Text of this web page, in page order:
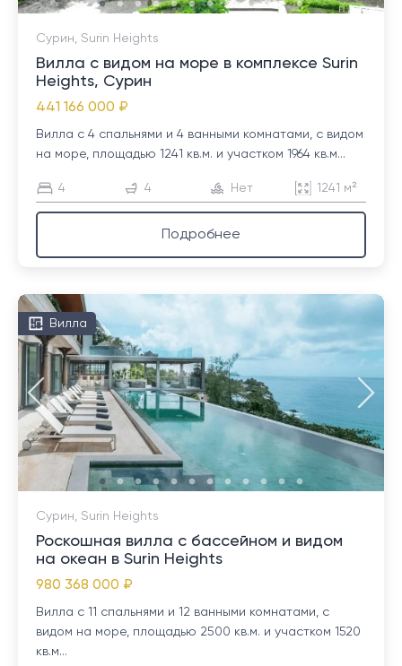
Сурин, Surin Heights
Вилла с видом на море в комплексе Surin
Heights, Сурин
441 166 000 ₽
Вилла с 4 спальнями и 4 ванными комнатами, с видом
на море, площадью 1241 кв.м. и участком 1964 кв.м...
4 4 Нет 1241 м²
Подробнее
Вилла
Сурин, Surin Heights
Роскошная вилла с бассейном и видом
на океан в Surin Heights
980 368 000 ₽
Вилла с 11 спальнями и 12 ванными комнатами, с
видом на море, площадью 2500 кв.м. и участком 1520
кв.м...